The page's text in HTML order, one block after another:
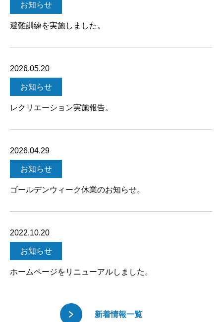
お知らせ
避難訓練を実施しました。
2026.05.20
お知らせ
レクリエーション実施報告。
2026.04.29
お知らせ
ゴールデンウィーク休業のお知らせ。
2022.10.20
お知らせ
ホームページをリニューアルしました。
新着情報一覧